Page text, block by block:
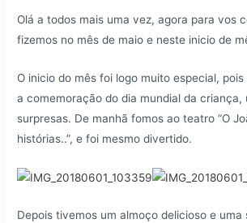
Olá a todos mais uma vez, agora para vos
fizemos no mês de maio e neste inicio de
O inicio do mês foi logo muito especial,
a comemoração do dia mundial da criança,
surpresas. De manhã fomos ao teatro “O
histórias..”, e foi mesmo divertido.
Depois tivemos um almoço delicioso e uma